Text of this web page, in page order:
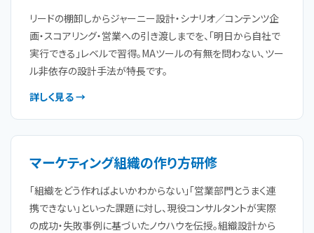
リードの棚卸しからジャーニー設計・シナリオ／コンテンツ企
画・スコアリング・営業への引き渡しまでを、「明日から自社で
実行できる」レベルで習得。MAツールの有無を問わない、ツー
ル非依存の設計手法が特長です。
詳しく見る →
マーケティング組織の作り方研修
「組織をどう作ればよいかわからない」「営業部門とうまく連
携できない」といった課題に対し、現役コンサルタントが実際
の成功・失敗事例に基づいたノウハウを伝授。組織設計から